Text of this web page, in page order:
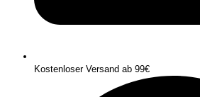
Kostenloser Versand ab 99€